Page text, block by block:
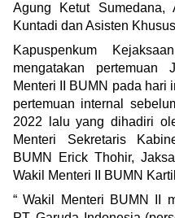
Agung Ketut Sumedana,
Kuntadi dan Asisten
Kapuspenkum
mengatakan pertemuan
Menteri II BUMN pada hari
pertemuan internal
2022 lalu yang dihadiri
Menteri Sekretaris
BUMN Erick Thohir,
Wakil Menteri II BUMN
“ Wakil Menteri BUMN II